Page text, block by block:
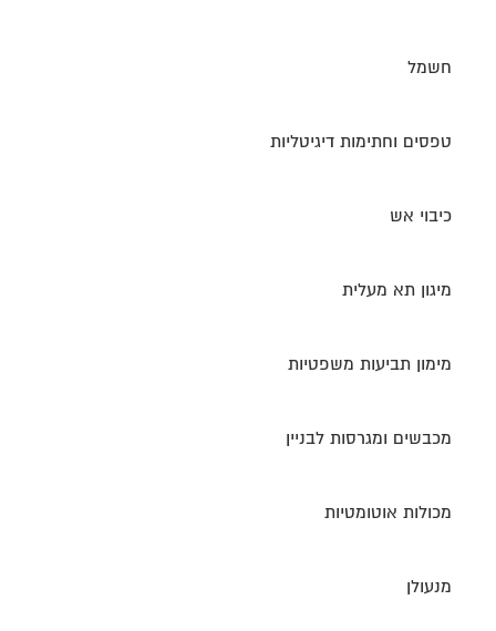
חשמל
טפסים וחתימות דיגיטליות
כיבוי אש
מיגון תא מעלית
מימון תביעות משפטיות
מכבשים ומגרסות לבניין
מכולות אוטומטיות
מנעולן